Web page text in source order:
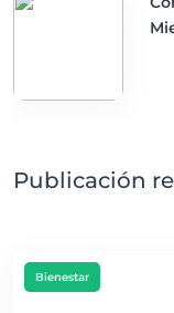
Publicación
Bienestar